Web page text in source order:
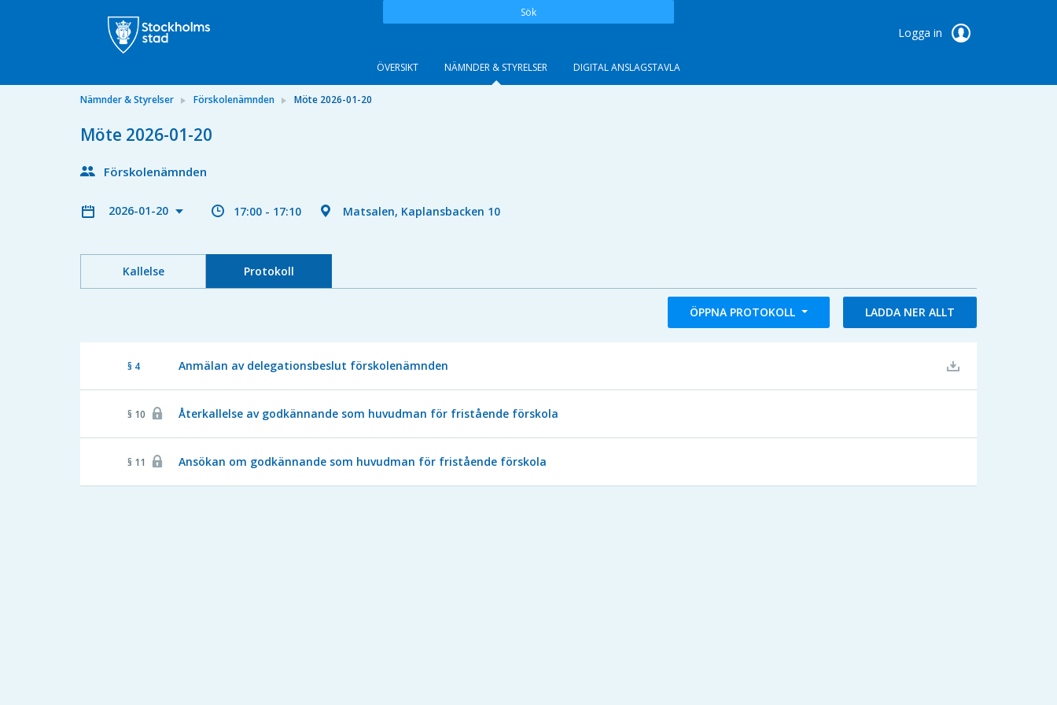
Sök
Logga in
ÖVERSIKT NÄMNDER & STYRELSER DIGITAL ANSLAGSTAVLA
Nämnder & Styrelser Förskolenämnden Möte 2026-01-20
Möte 2026-01-20
Förskolenämnden
2026-01-20 17:00 - 17:10 Matsalen, Kaplansbacken 10
Kallelse Protokoll
ÖPPNA PROTOKOLL LADDA NER ALLT
§ 4 Anmälan av delegationsbeslut förskolenämnden
§ 10 Återkallelse av godkännande som huvudman för fristående förskola
§ 11 Ansökan om godkännande som huvudman för fristående förskola